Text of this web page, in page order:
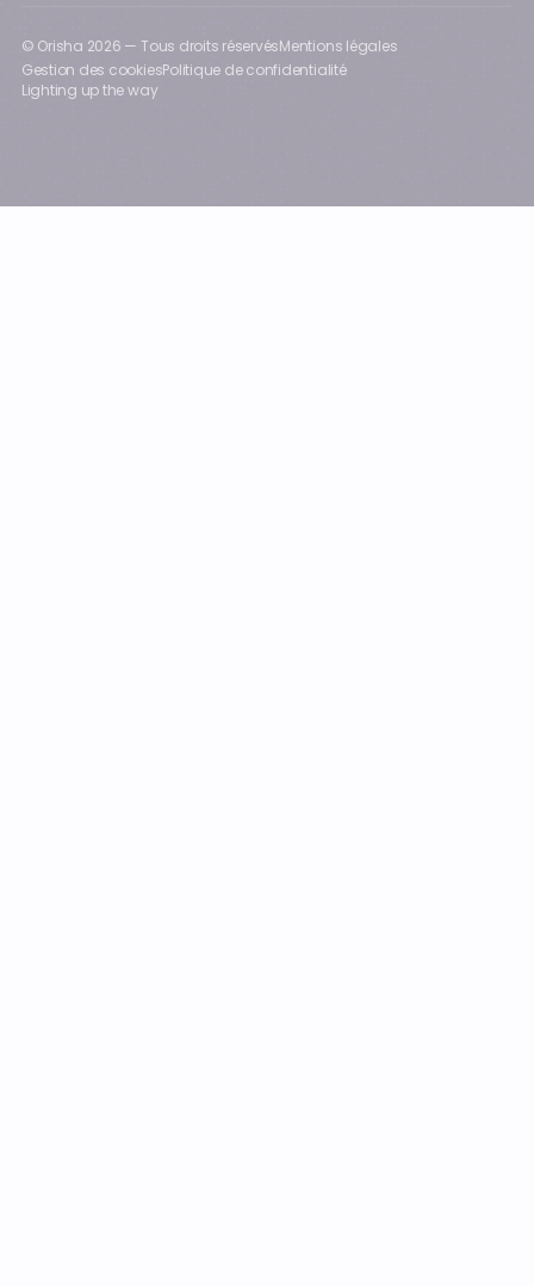
© Orisha 2026 — Tous droits réservésMentions légales
Gestion des cookiesPolitique de confidentialité
Lighting up the way